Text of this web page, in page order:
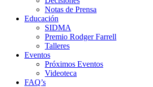
Notas de Prensa
Educación
SIDMA
Premio Rodger Farrell
Talleres
Eventos
Próximos Eventos
Videoteca
FAQ’s